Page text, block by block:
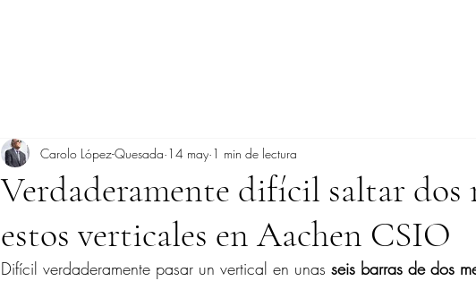
Verdaderamente difícil saltar dos
estos verticales en Aachen CSIO
Carolo López-Quesada 14 may 1 min de lectura
Difícil verdaderamente pasar un vertical en unas seis barras de dos